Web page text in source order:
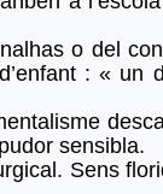
o del
: «
sensibla.
Sens